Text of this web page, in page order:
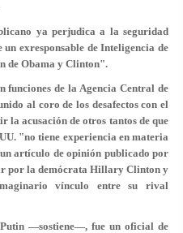
ya perjudica a la seguridad
un exresponsable de Inteligencia de
de Obama y Clinton".
de la Agencia Central de
al coro de los desafectos con el
acusación de otros tantos de que
"no tiene experiencia en materia
artículo de opinión publicado por
por la demócrata Hillary Clinton y
vínculo entre su rival
—sostiene—, fue un oficial de